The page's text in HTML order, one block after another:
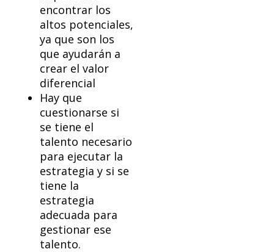
encontrar los
altos potenciales,
ya que son los
que ayudarán a
crear el valor
diferencial
Hay que
cuestionarse si
se tiene el
talento necesario
para ejecutar la
estrategia y si se
tiene la
estrategia
adecuada para
gestionar ese
talento.